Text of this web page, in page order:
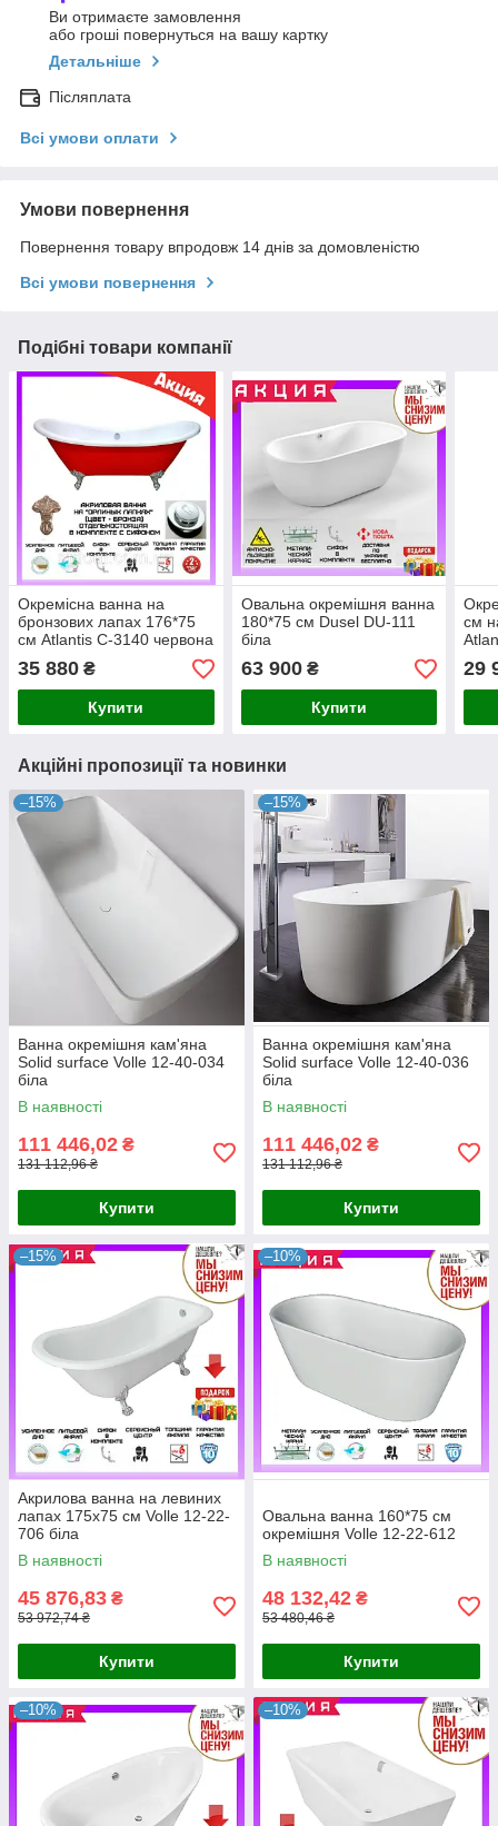
Ви отримаєте замовлення
або гроші повернуться на вашу картку
Детальніше
Післяплата
Всі умови оплати
Умови повернення
Повернення товару впродовж 14 днів за домовленістю
Всі умови повернення
Подібні товари компанії
Окремісна ванна на
бронзових лапах 176*75
см Atlantis C-3140 червона
35 880 ₴
Купити
Овальна окремішня ванна
180*75 см Dusel DU-111
біла
63 900₴
Купити
см
29
Акційні пропозиції та новинки
–15%
Ванна окремішня кам'яна
Solid surface Volle 12-40-034
біла
В наявності
111 446,02 ₴
131 112,96 ₴
Купити
–15%
Ванна окремішня кам'яна
Solid surface Volle 12-40-036
біла
В наявності
111 446,02 ₴
131 112,96 ₴
Купити
–15%
Акрилова ванна на левиних
лапах 175x75 см Volle 12-22-
706 біла
В наявності
45 876,83 ₴
53 972,74 ₴
Купити
–10%
Овальна ванна 160*75 см
окремішня Volle 12-22-612
В наявності
48 132,42 ₴
53 480,46 ₴
Купити
–10% –10%